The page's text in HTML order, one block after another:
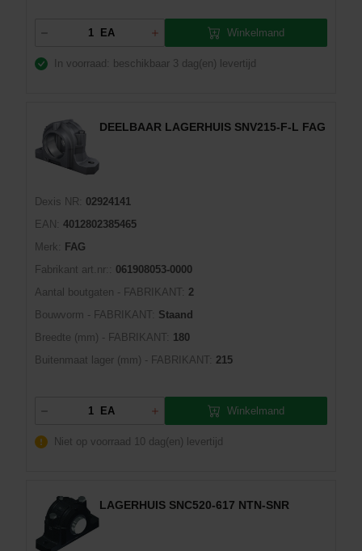
EA Winkelmand
In voorraad: beschikbaar 3 dag(en) levertijd
DEELBAAR LAGERHUIS SNV215-F-L FAG
Dexis NR:
02924141
EAN:
4012802385465
Merk:
FAG
Fabrikant art.nr::
061908053-0000
Aantal boutgaten - FABRIKANT: 2
Bouwvorm - FABRIKANT: Staand
Breedte (mm) - FABRIKANT: 180
Buitenmaat lager (mm) - FABRIKANT: 215
EA Winkelmand
Niet op voorraad 10 dag(en) levertijd
LAGERHUIS SNC520-617 NTN-SNR